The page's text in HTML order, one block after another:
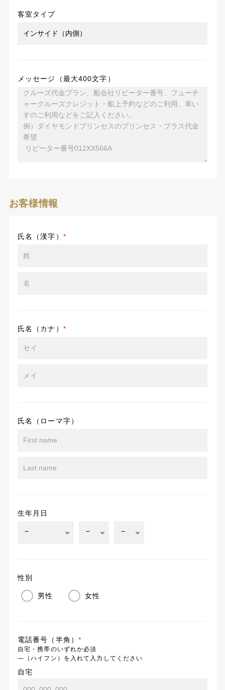
客室タイプ
メッセージ（最大400文字）
お客様情報
氏名（漢字） *
氏名（カナ） *
氏名（ローマ字）
生年月日
性別
男性 女性
電話番号（半角） *
自宅・携帯のいずれか必須
―（ハイフン）を入れて入力してください
自宅